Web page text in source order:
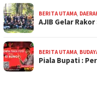
BERITA UTAMA,
AJIB Gelar
BERITA UTAMA,
Piala Bupati :